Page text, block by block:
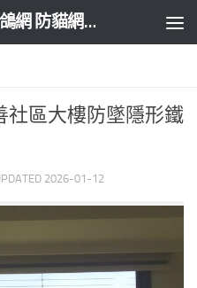
高高順隱形鐵窗 防墜網 防鴿網 防貓網 防盜網
社區大樓防墜隱形鐵
2026-01-12